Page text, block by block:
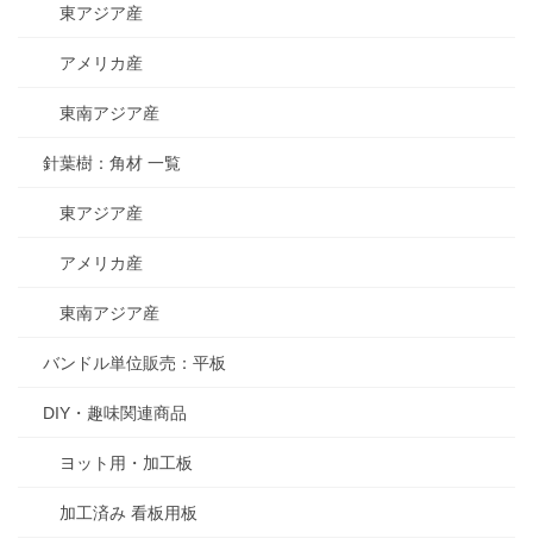
東アジア産
アメリカ産
東南アジア産
針葉樹：角材 一覧
東アジア産
アメリカ産
東南アジア産
バンドル単位販売：平板
DIY・趣味関連商品
ヨット用・加工板
加工済み 看板用板